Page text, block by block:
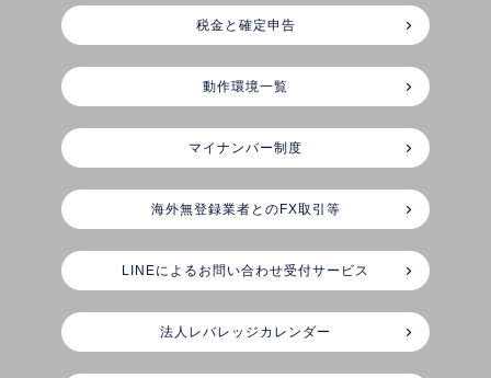
税金と確定申告
動作環境一覧
マイナンバー制度
海外無登録業者とのFX取引等
LINEによるお問い合わせ受付サービス
法人レバレッジカレンダー